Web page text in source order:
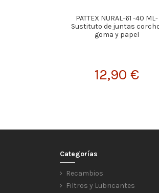
PATTEX NURAL-61 -40 ML-
Sustituto de juntas
goma y papel
12,90 €
Categorías
Recambios
Filtros y Lubricantes